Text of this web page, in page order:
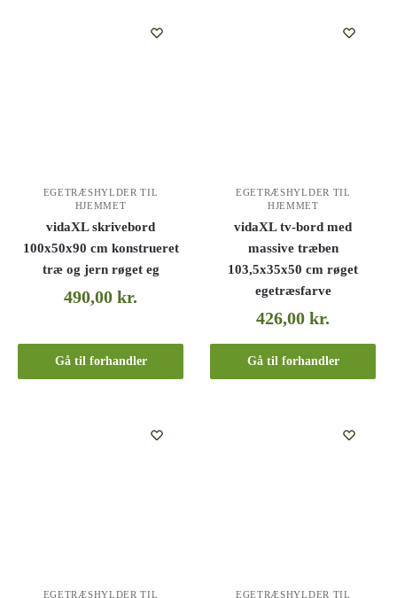
EGETRÆSHYLDER TIL
HJEMMET
vidaXL skrivebord
100x50x90 cm konstrueret
træ og jern røget eg
490,00kr.
Gå til forhandler
EGETRÆSHYLDER TIL
HJEMMET
vidaXL tv-bord med
massive træben
103,5x35x50 cm røget
egetræsfarve
426,00kr.
Gå til forhandler
EGETRÆSHYLDER TIL
EGETRÆSHYLDER TIL